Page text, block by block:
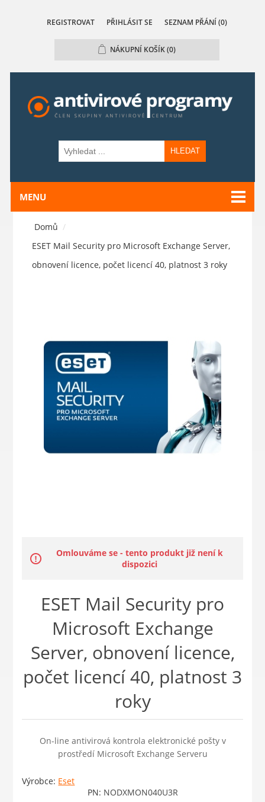
REGISTROVAT PŘIHLÁSIT SE SEZNAM PŘÁNÍ (0)
NÁKUPNÍ KOŠÍK(0)
HLEDAT
MENU
Domů /
ESET Mail Security pro Microsoft Exchange Server,
obnovení licence, počet licencí 40, platnost 3 roky
Omlouváme se - tento produkt již není k
dispozici
ESET Mail Security pro
Microsoft Exchange
Server, obnovení licence,
počet licencí 40, platnost 3
roky
On-line antivirová kontrola elektronické pošty v
prostředí Microsoft Exchange Serveru
Výrobce: Eset
PN: NODXMON040U3R